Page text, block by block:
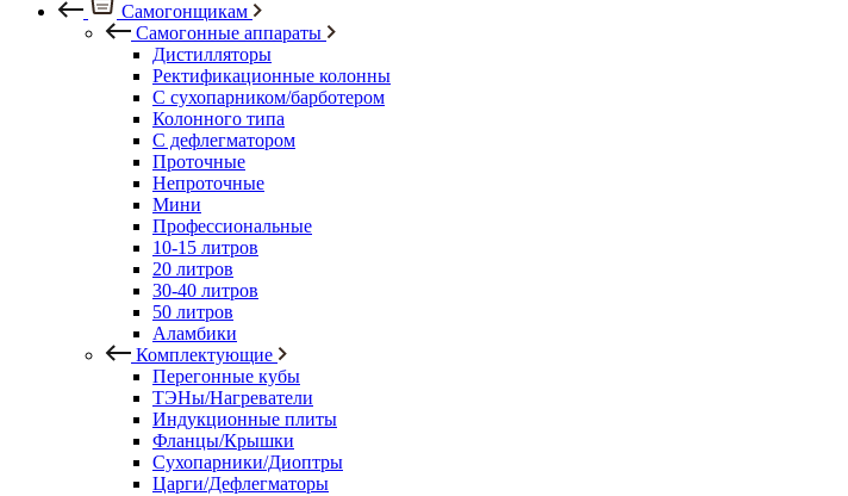
Самогонщикам
Самогонные аппараты
Дистилляторы
Ректификационные колонны
С сухопарником/барботером
Колонного типа
С дефлегматором
Проточные
Непроточные
Мини
Профессиональные
10-15 литров
20 литров
30-40 литров
50 литров
Аламбики
Комплектующие
Перегонные кубы
ТЭНы/Нагреватели
Индукционные плиты
Фланцы/Крышки
Сухопарники/Диоптры
Царги/Дефлегматоры